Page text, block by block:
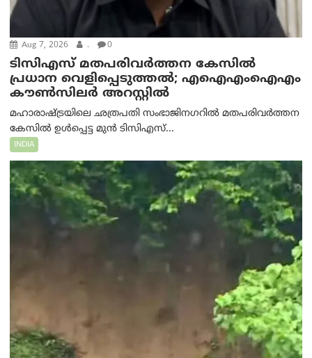
Aug 7, 2026 . 0
ടിസിഎസ് മതപരിവർത്തന കേസിൽ
പ്രധാന വെളിപ്പെടുത്തൽ; എഐഎംഐഎം
കൗൺസിലർ അറസ്റ്റിൽ
മഹാരാഷ്ട്രയിലെ ഛത്രപതി സംഭാജിനഗറിൽ മതപരിവർത്തന
കേസിൽ ഉൾപ്പെട്ട മുൻ ടിസിഎസ്...
INDIA